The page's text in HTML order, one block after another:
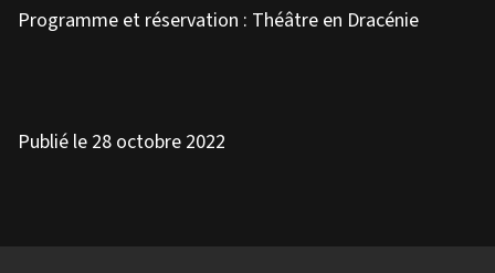
Programme et réservation : Théâtre en Dracénie
Publié le 28 octobre 2022